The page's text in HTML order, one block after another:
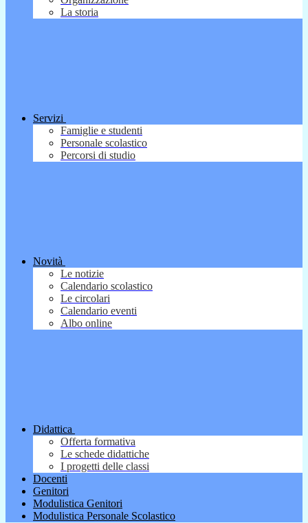
La storia
Servizi
Famiglie e studenti
Personale scolastico
Percorsi di studio
Novità
Le notizie
Calendario scolastico
Le circolari
Calendario eventi
Albo online
Didattica
Offerta formativa
Le schede didattiche
I progetti delle classi
Docenti
Genitori
Modulistica Genitori
Modulistica Personale Scolastico